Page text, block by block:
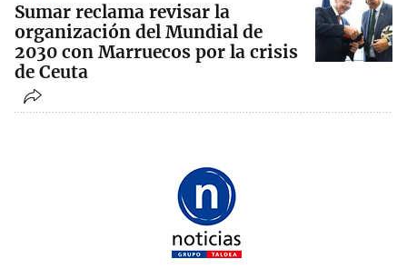
Sumar reclama revisar la
organización del Mundial de
2030 con Marruecos por la crisis
de Ceuta